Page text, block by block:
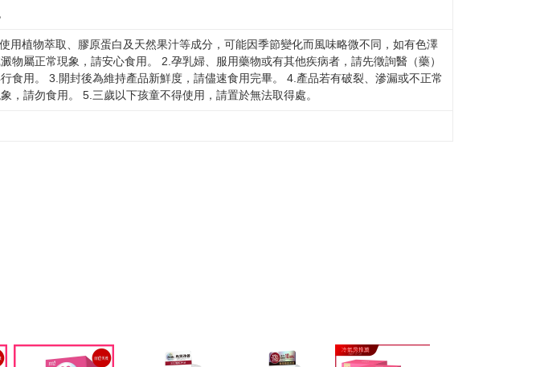
用植物萃取、膠原蛋白及天然果汁等成分，可能因季節變化而風味略微不同，如有色澤
物屬正常現象，請安心食用。 2.孕乳婦、服用藥物或有其他疾病者，請先徵詢醫（藥）
食用。 3.開封後為維持產品新鮮度，請儘速食用完畢。 4.產品若有破裂、滲漏或不正常
，請勿食用。 5.三歲以下孩童不得使用，請置於無法取得處。